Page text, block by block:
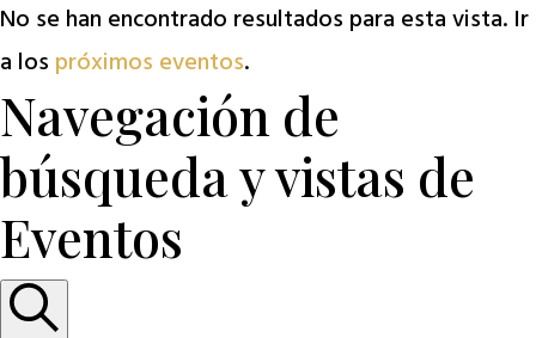
No se han encontrado resultados para esta vista. Ir
a los próximos eventos.
Navegación de
búsqueda y vistas de
Eventos